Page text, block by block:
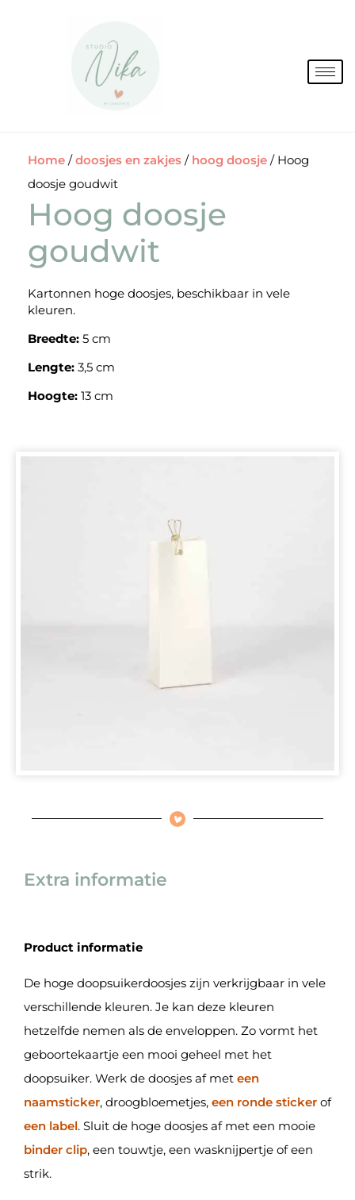
Home /doosjes en zakjes / hoog doosje / Hoog
doosje goudwit
Hoog doosje
goudwit
Kartonnen hoge doosjes, beschikbaar in vele
kleuren.
Breedte: 5 cm
Lengte: 3,5 cm
Hoogte: 13 cm
Extra informatie
Product informatie
De hoge doopsuikerdoosjes zijn verkrijgbaar in vele
verschillende kleuren. Je kan deze kleuren
hetzelfde nemen als de enveloppen. Zo vormt het
geboortekaartje een mooi geheel met het
doopsuiker. Werk de doosjes af met een
naamsticker, droogbloemetjes, een ronde sticker of
een label. Sluit de hoge doosjes af met een mooie
binder clip, een touwtje, een wasknijpertje of een
strik.